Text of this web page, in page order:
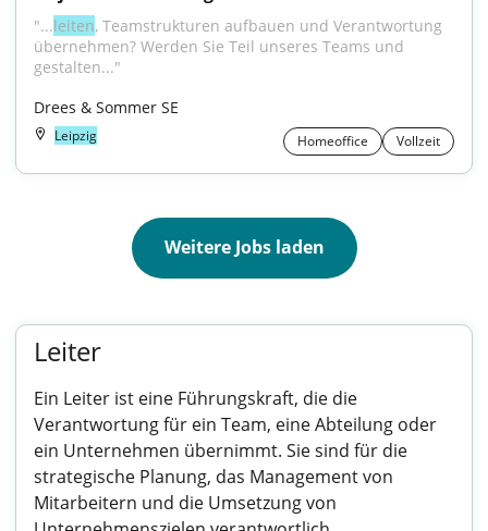
"...leiten, Teamstrukturen aufbauen und Verantwortung
übernehmen? Werden Sie Teil unseres Teams und
gestalten..."
Drees & Sommer SE
Leipzig Homeoffice Vollzeit
Weitere Jobs laden
Leiter
Ein Leiter ist eine Führungskraft, die die
Verantwortung für ein Team, eine Abteilung oder
ein Unternehmen übernimmt. Sie sind für die
strategische Planung, das Management von
Mitarbeitern und die Umsetzung von